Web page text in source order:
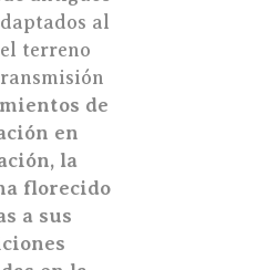
al
terreno
de
en
la
florecido
a sus